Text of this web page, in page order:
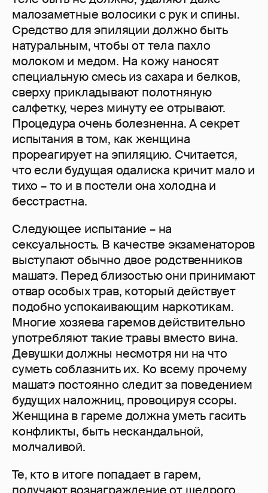
малозаметные волосики с рук и спины.
Средство для эпиляции должно быть
натуральным, чтобы от тела пахло
молоком и медом. На кожу наносят
специальную смесь из сахара и белков,
сверху прикладывают полотняную
салфетку, через минуту ее отрывают.
Процедура очень болезненна. А секрет
испытания в том, как женщина
прореагирует на эпиляцию. Считается,
что если будущая одалиска кричит мало и
тихо – то и в постели она холодна и
бесстрастна.
Следующее испытание – на
сексуальность. В качестве экзаменаторов
выступают обычно двое родственников
машатэ. Перед близостью они принимают
отвар особых трав, который действует
подобно успокаивающим наркотикам.
Многие хозяева гаремов действительно
употребляют такие травы вместо вина.
Девушки должны несмотря ни на что
суметь соблазнить их. Ко всему прочему
машатэ постоянно следит за поведением
будущих наложниц, провоцируя ссоры.
Женщина в гареме должна уметь гасить
конфликты, быть нескандальной,
молчаливой.
Те, кто в итоге попадает в гарем,
получают вознаграждение от щедрого